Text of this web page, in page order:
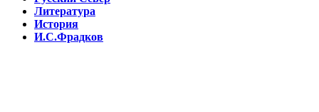
Литература
История
И.С.Фрадков